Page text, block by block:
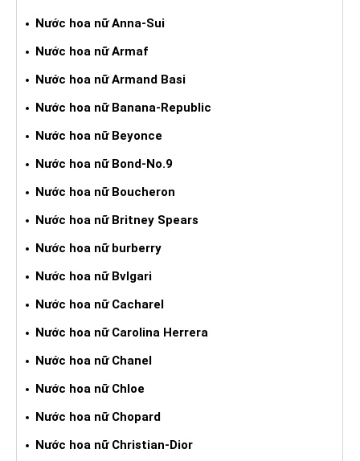
Nước hoa nữ Anna-Sui
Nước hoa nữ Armaf
Nước hoa nữ Armand Basi
Nước hoa nữ Banana-Republic
Nước hoa nữ Beyonce
Nước hoa nữ Bond-No.9
Nước hoa nữ Boucheron
Nước hoa nữ Britney Spears
Nước hoa nữ burberry
Nước hoa nữ Bvlgari
Nước hoa nữ Cacharel
Nước hoa nữ Carolina Herrera
Nước hoa nữ Chanel
Nước hoa nữ Chloe
Nước hoa nữ Chopard
Nước hoa nữ Christian-Dior